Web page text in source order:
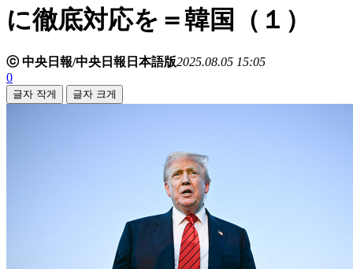
に徹底対応を＝韓国（１）
ⓒ 中央日報/中央日報日本語版2025.08.05 15:05
0
글자 작게 글자 크게